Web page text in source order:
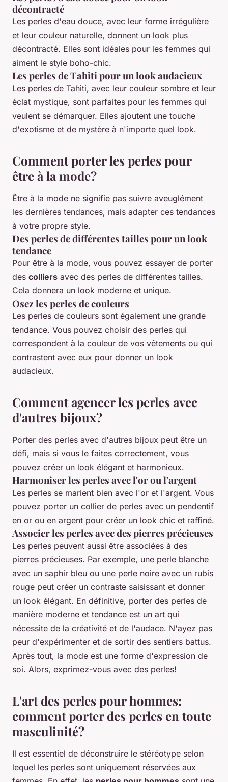
décontracté
Les perles d'eau douce, avec leur forme irrégulière
et leur couleur naturelle, donnent un look plus
décontracté. Elles sont idéales pour les femmes qui
aiment le style boho-chic.
Les perles de Tahiti pour un look audacieux
Les perles de Tahiti, avec leur couleur sombre et leur
éclat mystique, sont parfaites pour les femmes qui
veulent se démarquer. Elles ajoutent une touche
d'exotisme et de mystère à n'importe quel look.
Comment porter les perles pour
être à la mode?
Être à la mode ne signifie pas suivre aveuglément
les dernières tendances, mais adapter ces tendances
à votre propre style.
Des perles de différentes tailles pour un look
tendance
Pour être à la mode, vous pouvez essayer de porter
des colliers avec des perles de différentes tailles.
Cela donnera un look moderne et unique.
Osez les perles de couleurs
Les perles de couleurs sont également une grande
tendance. Vous pouvez choisir des perles qui
correspondent à la couleur de vos vêtements ou qui
contrastent avec eux pour donner un look
audacieux.
Comment agencer les perles avec
d'autres bijoux?
Porter des perles avec d'autres bijoux peut être un
défi, mais si vous le faites correctement, vous
pouvez créer un look élégant et harmonieux.
Harmoniser les perles avec l'or ou l'argent
Les perles se marient bien avec l'or et l'argent. Vous
pouvez porter un collier de perles avec un pendentif
en or ou en argent pour créer un look chic et raffiné.
Associer les perles avec des pierres précieuses
Les perles peuvent aussi être associées à des
pierres précieuses. Par exemple, une perle blanche
avec un saphir bleu ou une perle noire avec un rubis
rouge peut créer un contraste saisissant et donner
un look élégant. En définitive, porter des perles de
manière moderne et tendance est un art qui
nécessite de la créativité et de l'audace. N'ayez pas
peur d'expérimenter et de sortir des sentiers battus.
Après tout, la mode est une forme d'expression de
soi. Alors, exprimez-vous avec des perles!
L'art des perles pour hommes:
comment porter des perles en toute
masculinité?
Il est essentiel de déconstruire le stéréotype selon
lequel les perles sont uniquement réservées aux